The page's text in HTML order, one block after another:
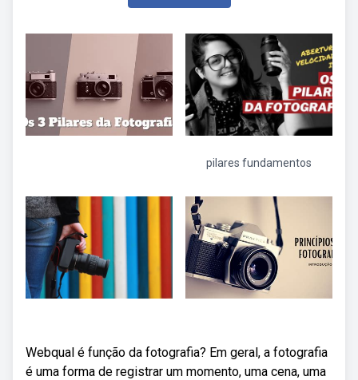
pilares fundamentos
Webqual é função da fotografia? Em geral, a fotografia
é uma forma de registrar um momento, uma cena, uma